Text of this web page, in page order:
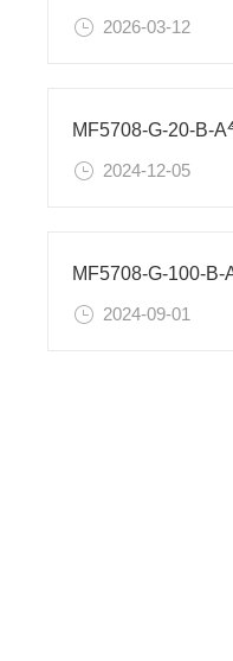
2026-03-12
2024-12-05
2024-09-01